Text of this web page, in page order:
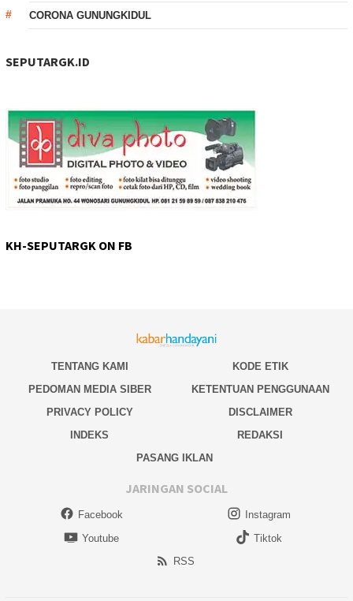
CORONA GUNUNGKIDUL
SEPUTARGK.ID
KH-SEPUTARGK ON FB
TENTANG KAMI
KODE ETIK
PEDOMAN MEDIA SIBER
KETENTUAN PENGGUNAAN
PRIVACY POLICY
DISCLAIMER
INDEKS
REDAKSI
PASANG IKLAN
JARINGAN SOCIAL
Facebook
Instagram
Youtube
Tiktok
RSS